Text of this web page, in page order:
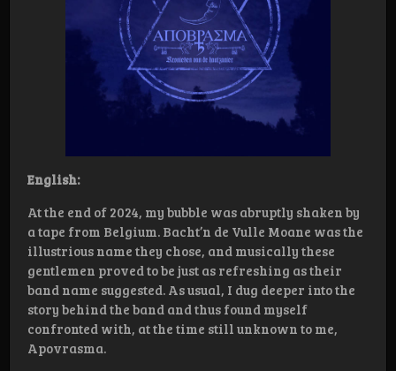
English:
At the end of 2024, my bubble was abruptly shaken by
a tape from Belgium. Bacht’n de Vulle Moane was the
illustrious name they chose, and musically these
gentlemen proved to be just as refreshing as their
band name suggested. As usual, I dug deeper into the
story behind the band and thus found myself
confronted with, at the time still unknown to me,
Apovrasma.